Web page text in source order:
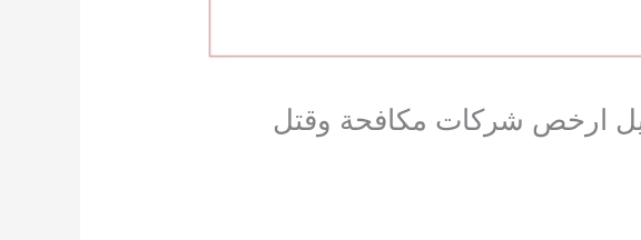
مكافحة حشرات بشرورة 0541008053 دليل ارخص شركات مكافحة وقتل